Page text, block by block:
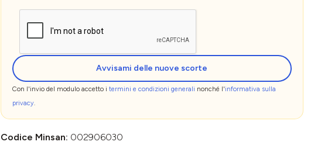
Avvisami delle nuove scorte
Con l'invio del modulo accetto i termini e condizioni generali nonché l'informativa sulla
privacy.
Codice Minsan: 002906030